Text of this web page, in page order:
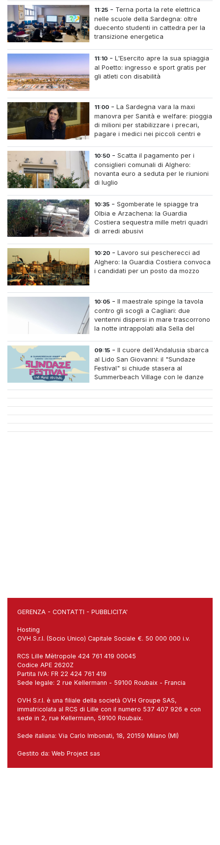
11:25 - Terna porta la rete elettrica
nelle scuole della Sardegna: oltre
duecento studenti in cattedra per la
transizione energetica
11:10 -L'Esercito apre la sua spiaggia
al Poetto: ingresso e sport gratis per
gli atleti con disabilità
11:00 -La Sardegna vara la maxi
manovra per Sanità e welfare: pioggia
di milioni per stabilizzare i precari,
pagare i medici nei piccoli centri e
10:50 -Scatta il pagamento per i
consiglieri comunali di Alghero:
novanta euro a seduta per le riunioni
di luglio
10:35 -Sgomberate le spiagge tra
Olbia e Arzachena: la Guardia
Costiera sequestra mille metri quadri
di arredi abusivi
10:20 -Lavoro sui pescherecci ad
Alghero: la Guardia Costiera convoca
i candidati per un posto da mozzo
10:05 -Il maestrale spinge la tavola
contro gli scogli a Cagliari: due
ventenni dispersi in mare trascorrono
la notte intrappolati alla Sella del
09:15 -Il cuore dell'Andalusia sbarca
al Lido San Giovanni: il "Sundaze
Festival" si chiude stasera al
Summerbeach Village con le danze
GERENZA - CONTATTI - PUBBLICITA'
Hosting
OVH S.r.l. (Socio Unico) Capitale Sociale €. 50 000 000 i.v.
RCS Lille Mètropole 424 761 419 00045
Codice APE 2620Z
Partita IVA: FR 22 424 761 419
Sede legale: 2 rue Kellermann - 59100 Roubaix - Francia
OVH S.r.l. è una filiale della società OVH Groupe SAS,
immatricolata al RCS di Lille con il numero 537 407 926 e con
sede in 2, rue Kellermann, 59100 Roubaix.
Sede italiana: Via Carlo Imbonati, 18, 20159 Milano (MI)
Gestito da: Web Project sas